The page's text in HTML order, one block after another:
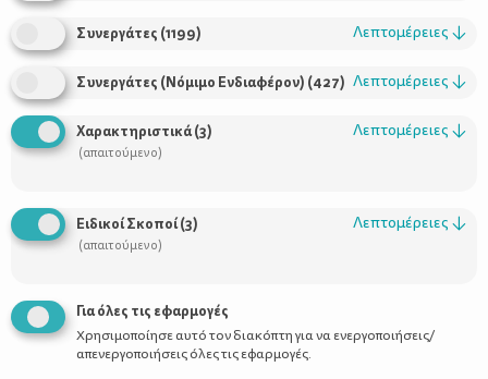
το στρες; Αναγνωρίστε τα σημάδια
Συνεργάτες (1199) Λεπτομέρειες ↓
Συνεργάτες (Νόμιμο Ενδιαφέρον) (427) Λεπτομέρειες ↓
Χαρακτηριστικά(3)
(απαιτούμενο)
Λεπτομέρειες ↓
Ειδικοί Σκοποί(3)
(απαιτούμενο)
Λεπτομέρειες ↓
Για όλες τις εφαρμογές
Χρησιμοποίησε αυτό τον διακόπτη για να ενεργοποιήσεις/
απενεργοποιήσεις όλες τις εφαρμογές.